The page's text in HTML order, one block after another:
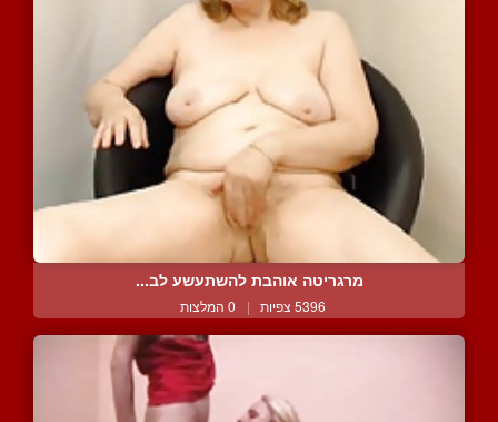
מרגריטה אוהבת להשתעשע לב...
5396 צפיות | 0 המלצות